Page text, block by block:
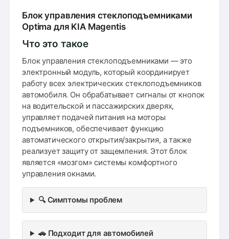
Блок управления стеклоподъемниками
Optima для KIA Magentis
Что это такое
Блок управления стеклоподъемниками — это
электронный модуль, который координирует
работу всех электрических стеклоподъемников
автомобиля. Он обрабатывает сигналы от кнопок
на водительской и пассажирских дверях,
управляет подачей питания на моторы
подъемников, обеспечивает функцию
автоматического открытия/закрытия, а также
реализует защиту от защемления. Этот блок
является «мозгом» системы комфортного
управления окнами.
🔍 Симптомы проблем
🚗 Подходит для автомобилей